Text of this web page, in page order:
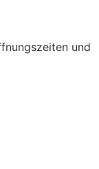
und